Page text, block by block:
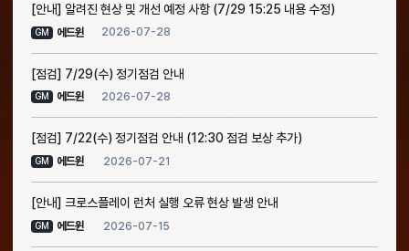
[안내] 알려진 현상 및 개선 예정 사항 (7/29 15:25 내용 수정)
GM 에드윈 2026-07-28
[점검] 7/29(수) 정기점검 안내
GM 에드윈 2026-07-28
[점검] 7/22(수) 정기점검 안내 (12:30 점검 보상 추가)
GM 에드윈 2026-07-21
[안내] 크로스플레이 런처 실행 오류 현상 발생 안내
GM 에드윈 2026-07-15